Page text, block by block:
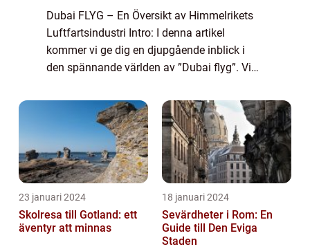
Dubai FLYG – En Översikt av Himmelrikets
Luftfartsindustri Intro: I denna artikel
kommer vi ge dig en djupgående inblick i
den spännande världen av ”Dubai flyg”. Vi
flygningar till kvanti...
23 januari 2024
Skolresa till Gotland: ett
äventyr att minnas
18 januari 2024
Sevärdheter i Rom: En
Guide till Den Eviga
Staden